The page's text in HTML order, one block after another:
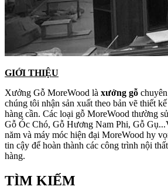
GIỚI THIỆU
Xưởng Gỗ MoreWood là xưởng gỗ
chúng tôi nhận sản xuất theo bản vẽ thiết
hàng cần. Các loại gỗ MoreWood thường
Gỗ Óc Chó, Gỗ Hương Nam Phi, Gỗ
năm và máy móc hiện đại MoreWood hy
tin cậy để hoàn thành các công trình nội
hàng.
TÌM KIẾM